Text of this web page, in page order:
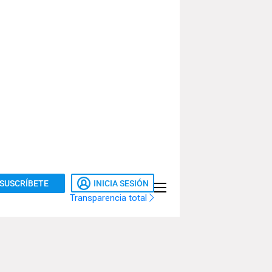
SUSCRÍBETE INICIA SESIÓN
Transparencia total